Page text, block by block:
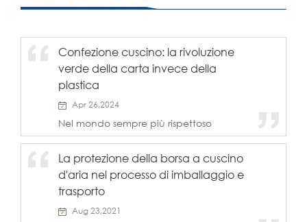
Confezione cuscino: la rivoluzione
verde della carta invece della
plastica
Apr 26,2024
Nel mondo sempre più rispettoso
dell'ambiente di oggi, l'imballaggio di
rinnovabili e biodegradabili, sta
gradualmente sostituendo gli imballaggi
di plastica tradizionali, che stanno
evolvendo come...
La protezione della borsa a cuscino
d'aria nel processo di imballaggio e
trasporto
Aug 23,2021